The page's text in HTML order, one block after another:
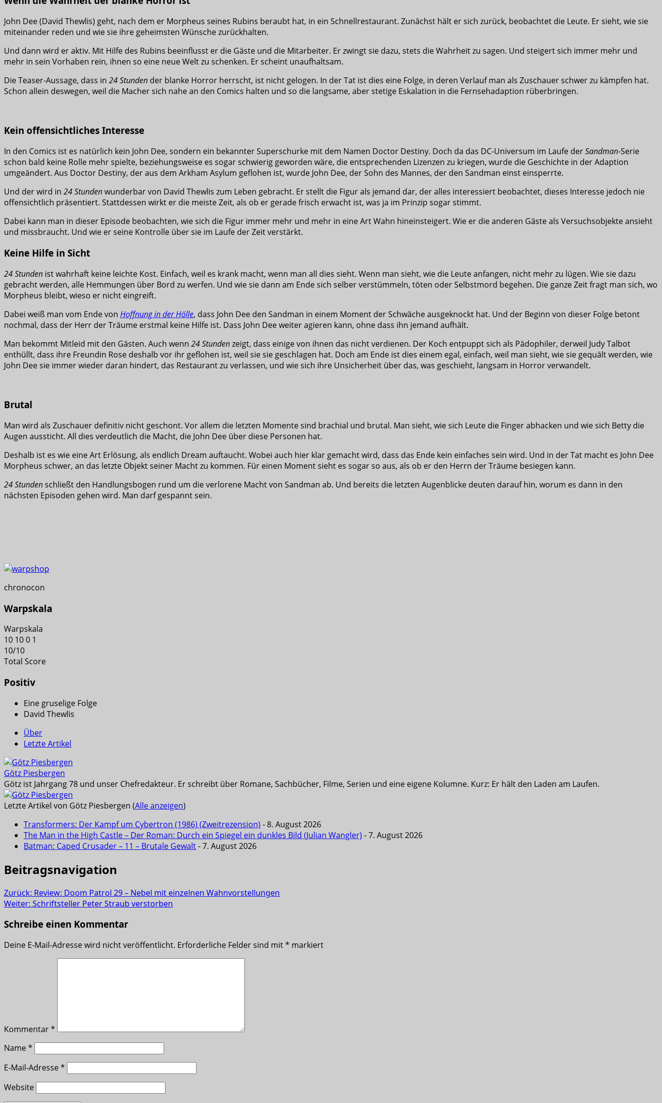
John Dee (David Thewlis) geht, nach dem er Morpheus seines Rubins beraubt hat, in ein Schnellrestaurant. Zunächst hält er sich zurück, beobachtet die Leute. Er sieht, wie sie
miteinander reden und wie sie ihre geheimsten Wünsche zurückhalten.
Und dann wird er aktiv. Mit Hilfe des Rubins beeinflusst er die Gäste und die Mitarbeiter. Er zwingt sie dazu, stets die Wahrheit zu sagen. Und steigert sich immer mehr und
mehr in sein Vorhaben rein, ihnen so eine neue Welt zu schenken. Er scheint unaufhaltsam.
Die Teaser-Aussage, dass in 24 Stunden der blanke Horror herrscht, ist nicht gelogen. In der Tat ist dies eine Folge, in deren Verlauf man als Zuschauer schwer zu kämpfen hat.
Schon allein deswegen, weil die Macher sich nahe an den Comics halten und so die langsame, aber stetige Eskalation in die Fernsehadaption rüberbringen.
Kein offensichtliches Interesse
In den Comics ist es natürlich kein John Dee, sondern ein bekannter Superschurke mit dem Namen Doctor Destiny. Doch da das DC-Universum im Laufe derSandman-Serie
schon bald keine Rolle mehr spielte, beziehungsweise es sogar schwierig geworden wäre, die entsprechenden Lizenzen zu kriegen, wurde die Geschichte in der Adaption
umgeändert. Aus Doctor Destiny, der aus dem Arkham Asylum geflohen ist, wurde John Dee, der Sohn des Mannes, der den Sandman einst einsperrte.
Und der wird in 24 Stundenwunderbar von David Thewlis zum Leben gebracht. Er stellt die Figur als jemand dar, der alles interessiert beobachtet, dieses Interesse jedoch nie
offensichtlich präsentiert. Stattdessen wirkt er die meiste Zeit, als ob er gerade frisch erwacht ist, was ja im Prinzip sogar stimmt.
Dabei kann man in dieser Episode beobachten, wie sich die Figur immer mehr und mehr in eine Art Wahn hineinsteigert. Wie er die anderen Gäste als Versuchsobjekte ansieht
und missbraucht. Und wie er seine Kontrolle über sie im Laufe der Zeit verstärkt.
Keine Hilfe in Sicht
24 Stunden ist wahrhaft keine leichte Kost. Einfach, weil es krank macht, wenn man all dies sieht. Wenn man sieht, wie die Leute anfangen, nicht mehr zu lügen. Wie sie dazu
gebracht werden, alle Hemmungen über Bord zu werfen. Und wie sie dann am Ende sich selber verstümmeln, töten oder Selbstmord begehen. Die ganze Zeit fragt man sich, wo
Morpheus bleibt, wieso er nicht eingreift.
Dabei weiß man vom Ende von Hoffnung in der Hölle, dass John Dee den Sandman in einem Moment der Schwäche ausgeknockt hat. Und der Beginn von dieser Folge betont
nochmal, dass der Herr der Träume erstmal keine Hilfe ist. Dass John Dee weiter agieren kann, ohne dass ihn jemand aufhält.
Man bekommt Mitleid mit den Gästen. Auch wenn 24 Stundenzeigt, dass einige von ihnen das nicht verdienen. Der Koch entpuppt sich als Pädophiler, derweil Judy Talbot
enthüllt, dass ihre Freundin Rose deshalb vor ihr geflohen ist, weil sie sie geschlagen hat. Doch am Ende ist dies einem egal, einfach, weil man sieht, wie sie gequält werden, wie
John Dee sie immer wieder daran hindert, das Restaurant zu verlassen, und wie sich ihre Unsicherheit über das, was geschieht, langsam in Horror verwandelt.
Brutal
Man wird als Zuschauer definitiv nicht geschont. Vor allem die letzten Momente sind brachial und brutal. Man sieht, wie sich Leute die Finger abhacken und wie sich Betty die
Augen aussticht. All dies verdeutlich die Macht, die John Dee über diese Personen hat.
Deshalb ist es wie eine Art Erlösung, als endlich Dream auftaucht. Wobei auch hier klar gemacht wird, dass das Ende kein einfaches sein wird. Und in der Tat macht es John Dee
Morpheus schwer, an das letzte Objekt seiner Macht zu kommen. Für einen Moment sieht es sogar so aus, als ob er den Herrn der Träume besiegen kann.
24 Stundenschließt den Handlungsbogen rund um die verlorene Macht von Sandman ab. Und bereits die letzten Augenblicke deuten darauf hin, worum es dann in den
nächsten Episoden gehen wird. Man darf gespannt sein.
chronocon
Warpskala
Warpskala
10 100 1
10/10
Total Score
Positiv
Eine gruselige Folge
David Thewlis
Über
Letzte Artikel
Götz Piesbergen
Götz ist Jahrgang 78 und unser Chefredakteur. Er schreibt über Romane, Sachbücher, Filme, Serien und eine eigene Kolumne. Kurz: Er hält den Laden am Laufen.
Letzte Artikel von Götz Piesbergen (Alle anzeigen)
Transformers: Der Kampf um Cybertron (1986) (Zweitrezension) - 8. August 2026
The Man in the High Castle – Der Roman: Durch ein Spiegel ein dunkles Bild (Julian Wangler) - 7. August 2026
Batman: Caped Crusader – 11 – Brutale Gewalt- 7. August 2026
Beitragsnavigation
Zurück: Review: Doom Patrol 29 – Nebel mit einzelnen Wahnvorstellungen
Weiter: Schriftsteller Peter Straub verstorben
Schreibe einen Kommentar
Deine E-Mail-Adresse wird nicht veröffentlicht. Erforderliche Felder sind mit* markiert
Kommentar*
Name*
E-Mail-Adresse*
Website